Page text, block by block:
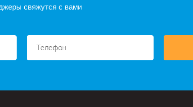
свяжутся с вами